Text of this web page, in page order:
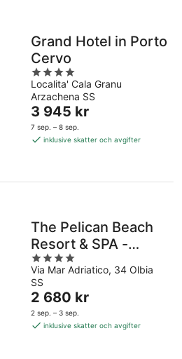
Grand Hotel in Porto
Cervo
4
out
of
5
Localita' Cala Granu
Arzachena SS
Priset
är
3 945 kr
3 945 kr
7 sep. – 8 sep.
inklusive skatter och avgifter
The Pelican Beach
Resort & SPA -
Adults Only
4
out
of
5
Via Mar Adriatico, 34 Olbia
SS
Priset
är
2 680 kr
2 680 kr
2 sep. – 3 sep.
inklusive skatter och avgifter